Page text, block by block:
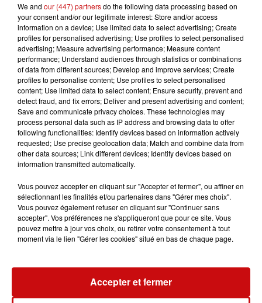
hauteur de 50%, signifiant qu’en cas de faillite de
l’exploitation, la moitié du montant restant à
rembourser sera pris en charge par l’État, a expliqué le
ministère.
En outre, Annie Genevard a annoncé que le
gouvernement augmentera de 20 millions d’euros
l’enveloppe destinée à exonérer partiellement les
cotisations sociales personnelles de certains
agriculteurs en grande difficulté en 2024, portant le total
de ce fonds à 50 millions d’euros.
Lors d’une visite ultérieure à Castelnau-d’Aude, la
bénéficier du fonds hydraulique agricole, doté de 20
millions d’euros. Au total, 48 projets à travers la France,
dont 14 en Occitanie, seront soutenus. Ces initiatives
visent à sécuriser durablement l’approvisionnement en
création de retenues d’eau collinaires, de systèmes
d’irrigation et la rénovation d’infrastructures
hydrauliques, selon un communiqué du ministère.
We and our (447) partnersdo the following data processing based on
your consent and/or our legitimate interest: Store and/or access
information on a device; Use limited data to select advertising; Create
profiles for personalised advertising; Use profiles to select personalised
advertising; Measure advertising performance; Measure content
performance; Understand audiences through statistics or combinations
of data from different sources; Develop and improve services; Create
profiles to personalise content; Use profiles to select personalised
content; Use limited data to select content; Ensure security, prevent and
detect fraud, and fix errors; Deliver and present advertising and content;
Save and communicate privacy choices. These technologies may
process personal data such as IP address and browsing data to offer
following functionalities: Identify devices based on information actively
requested; Use precise geolocation data; Match and combine data from
other data sources; Link different devices; Identify devices based on
information transmitted automatically.
Vous pouvez accepter en cliquant sur "Accepter et fermer", ou affiner en
sélectionnant les finalités et/ou partenaires dans "Gérer mes choix".
Vous pouvez également refuser en cliquant sur "Continuer sans
accepter". Vos préférences ne s'appliqueront que pour ce site. Vous
pouvez mettre à jour vos choix, ou retirer votre consentement à tout
moment via le lien "Gérer les cookies" situé en bas de chaque page.
Accepter et fermer